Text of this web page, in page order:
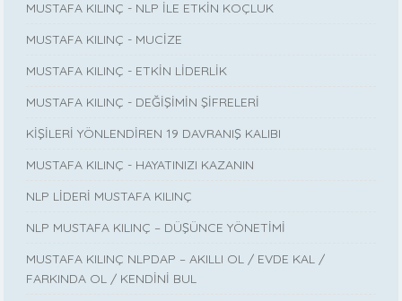
MUSTAFA KILINÇ - NLP İLE ETKİN KOÇLUK
MUSTAFA KILINÇ - MUCİZE
MUSTAFA KILINÇ - ETKİN LİDERLİK
MUSTAFA KILINÇ - DEĞİŞİMİN ŞİFRELERİ
KİŞİLERİ YÖNLENDİREN 19 DAVRANIŞ KALIBI
MUSTAFA KILINÇ - HAYATINIZI KAZANIN
NLP LİDERİ MUSTAFA KILINÇ
NLP MUSTAFA KILINÇ – DÜŞÜNCE YÖNETİMİ
MUSTAFA KILINÇ NLPDAP – AKILLI OL / EVDE KAL /
FARKINDA OL / KENDİNİ BUL